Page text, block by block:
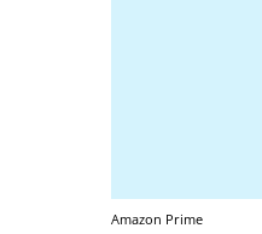
Amazon Prime